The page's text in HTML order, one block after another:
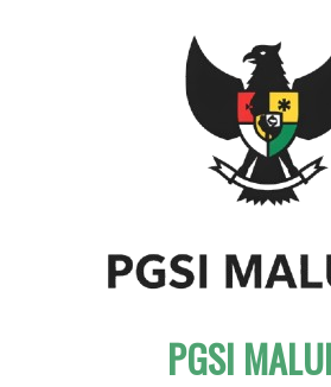
PGSI